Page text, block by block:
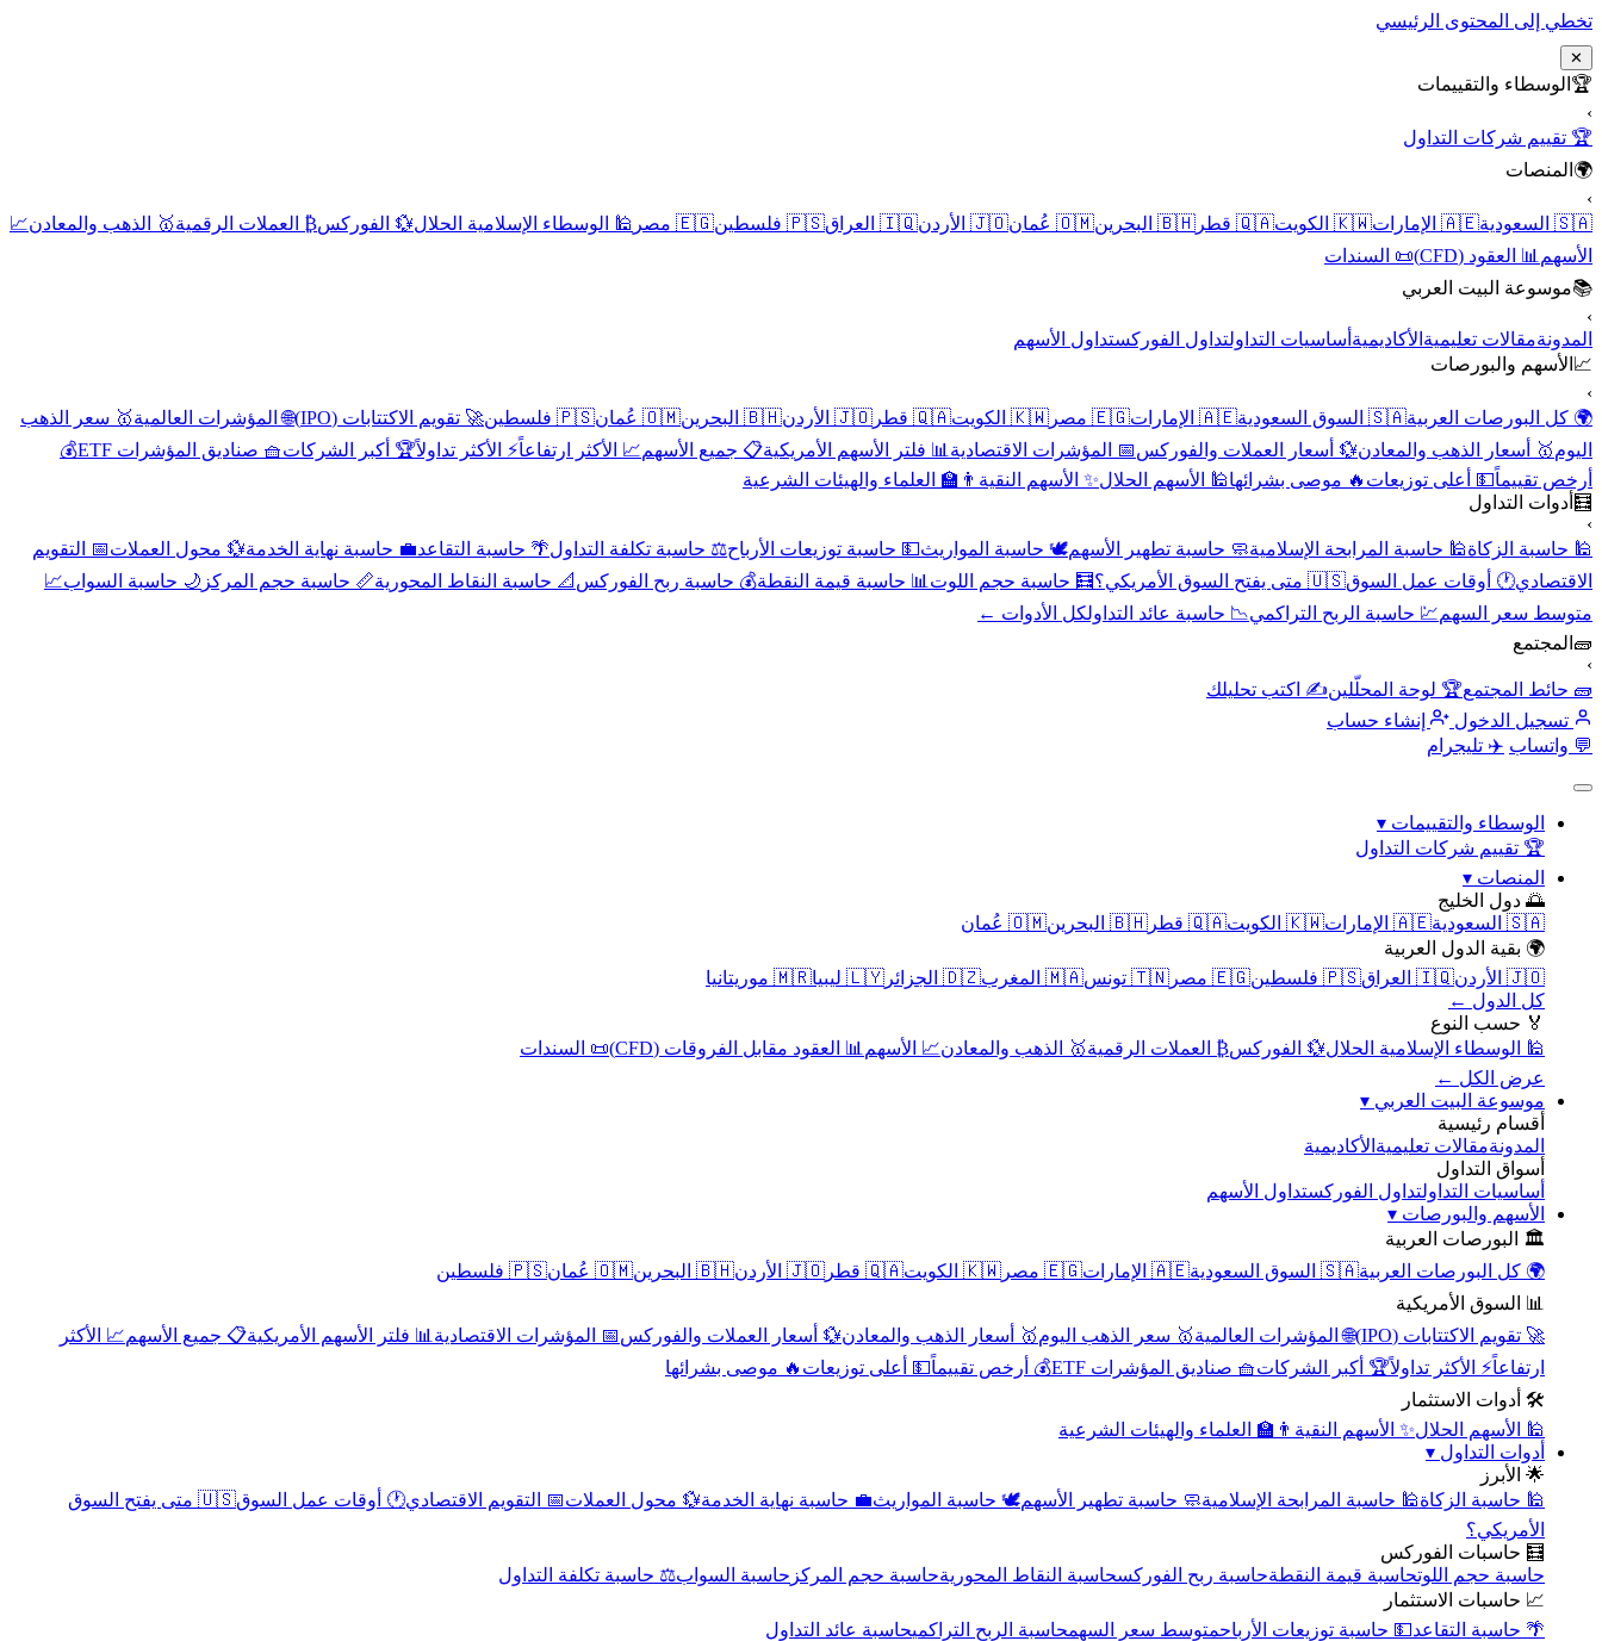
تخطي إلى المحتوى الرئيسي
✕
🏆 الوسطاء والتقييمات
›
🏆 تقييم شركات التداول
🌍 المنصات
›
🇸🇦 السعودية
🇦🇪 الإمارات 🇰🇼 الكويت 🇶🇦 قطر 🇧🇭 البحرين 🇴🇲 عُمان 🇯🇴 الأردن 🇮🇶 العراق 🇵🇸 فلسطين 🇪🇬 مصر 🕌 الوسطاء الإسلامية الحلال💱 الفوركس₿ العملات الرقمية🥇 الذهب والمعادن📈
الأسهم 📊 العقود (CFD)
📜 السندات
📚موسوعة البيت العربي
›
المدونةمقالات تعليمية الأكاديمية أساسيات التداولتداول الفوركستداول الأسهم
📈 الأسهم والبورصات
›
🌍 كل البورصات العربية🇸🇦 السوق السعودية 🇦🇪 الإمارات 🇪🇬 مصر 🇰🇼 الكويت 🇶🇦 قطر 🇯🇴 الأردن 🇧🇭 البحرين 🇴🇲 عُمان 🇵🇸 فلسطين 🚀 تقويم الاكتتابات (IPO) 🌐 المؤشرات العالمية🥇 سعر الذهب
اليوم🥇 أسعار الذهب والمعادن💱 أسعار العملات والفوركس📅 المؤشرات الاقتصادية 📊 فلتر الأسهم الأمريكية📋 جميع الأسهم📈 الأكثر ارتفاعاً⚡ الأكثر تداولاً🏆 أكبر الشركات🧺 صناديق المؤشرات ETF
💰
أرخص تقييماً💵 أعلى توزيعات 🔥 موصى بشرائها🕌 الأسهم الحلال✨ الأسهم النقية 👨‍🏫 العلماء والهيئات الشرعية
🧮 أدوات التداول
›
🕌 حاسبة الزكاة🕌 حاسبة المرابحة الإسلامية🧼 حاسبة تطهير الأسهم🕊️ حاسبة المواريث💵 حاسبة توزيعات الأرباح⚖️ حاسبة تكلفة التداول🌴 حاسبة التقاعد💼 حاسبة نهاية الخدمة💱 محول العملات📅 التقويم
الاقتصادي🕐 أوقات عمل السوق🇺🇸 متى يفتح السوق الأمريكي؟ 🧮 حاسبة حجم اللوت 📊 حاسبة قيمة النقطة💰 حاسبة ربح الفوركس 📐 حاسبة النقاط المحورية📏 حاسبة حجم المركز 🌙 حاسبة السواب📈
متوسط سعر السهم💹 حاسبة الربح التراكمي📉 حاسبة عائد التداولكل الأدوات ←
🧱 المجتمع
›
🧱 حائط المجتمع🏆 لوحة المحلّلين✍️ اكتب تحليلك
تسجيل الدخول
إنشاء حساب
💬 واتساب ✈️ تليجرام
الوسطاء والتقييمات ▾
🏆 تقييم شركات التداول
المنصات ▾
🌅 دول الخليج
🇸🇦 السعودية
🇦🇪 الإمارات 🇰🇼 الكويت 🇶🇦 قطر 🇧🇭 البحرين
🇴🇲 عُمان
🌍 بقية الدول العربية
🇯🇴 الأردن
🇮🇶 العراق 🇵🇸 فلسطين 🇪🇬 مصر 🇹🇳 تونس 🇲🇦 المغرب 🇩🇿 الجزائر 🇱🇾 ليبيا
🇲🇷 موريتانيا
كل الدول ←
🏅 حسب النوع
🕌 الوسطاء الإسلامية الحلال💱 الفوركس₿ العملات الرقمية🥇 الذهب والمعادن📈 الأسهم 📊 العقود مقابل الفروقات (CFD)
📜 السندات
عرض الكل ←
موسوعة البيت العربي ▾
أقسام رئيسية
المدونةمقالات تعليمية الأكاديمية
أسواق التداول
أساسيات التداولتداول الفوركستداول الأسهم
الأسهم والبورصات ▾
🏛️ البورصات العربية
🌍 كل البورصات العربية🇸🇦 السوق السعودية 🇦🇪 الإمارات 🇪🇬 مصر 🇰🇼 الكويت 🇶🇦 قطر 🇯🇴 الأردن 🇧🇭 البحرين 🇴🇲 عُمان
🇵🇸 فلسطين
📊 السوق الأمريكية
🚀 تقويم الاكتتابات (IPO)
🌐 المؤشرات العالمية🥇 سعر الذهب اليوم🥇 أسعار الذهب والمعادن💱 أسعار العملات والفوركس📅 المؤشرات الاقتصادية 📊 فلتر الأسهم الأمريكية📋 جميع الأسهم📈 الأكثر
ارتفاعاً⚡ الأكثر تداولاً🏆 أكبر الشركات🧺 صناديق المؤشرات ETF 💰 أرخص تقييماً💵 أعلى توزيعات 🔥 موصى بشرائها
🛠️ أدوات الاستثمار
🕌 الأسهم الحلال✨ الأسهم النقية 👨‍🏫 العلماء والهيئات الشرعية
أدوات التداول ▾
🌟 الأبرز
🕌 حاسبة الزكاة🕌 حاسبة المرابحة الإسلامية🧼 حاسبة تطهير الأسهم🕊️ حاسبة المواريث💼 حاسبة نهاية الخدمة💱 محول العملات📅 التقويم الاقتصادي🕐 أوقات عمل السوق
🇺🇸 متى يفتح السوق
الأمريكي؟
🧮 حاسبات الفوركس
حاسبة حجم اللوتحاسبة قيمة النقطةحاسبة ربح الفوركسحاسبة النقاط المحوريةحاسبة حجم المركز حاسبة السواب⚖️ حاسبة تكلفة التداول
📈 حاسبات الاستثمار
🌴 حاسبة التقاعد💵 حاسبة توزيعات الأرباحمتوسط سعر السهمحاسبة الربح التراكميحاسبة عائد التداول